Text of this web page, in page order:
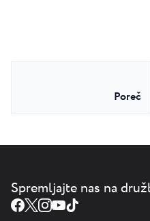
Poreč
Spremljajte nas na